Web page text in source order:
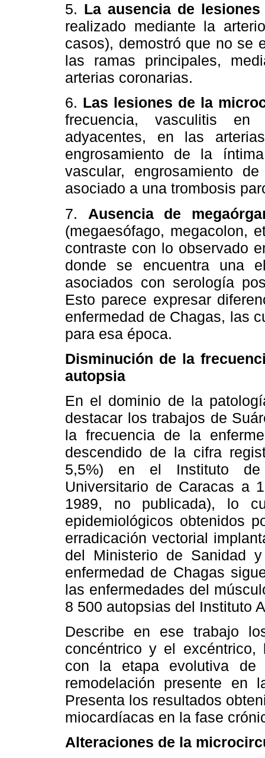
5. La ausencia de
realizado mediante la
casos), demostró que no se
las ramas principales,
arterias coronarias.
6. Las lesiones de la
frecuencia, vasculitis en
adyacentes, en las
engrosamiento de la
vascular, engrosamiento
asociado a una trombosis
7. Ausencia de
(megaesófago, megacolon,
contraste con lo observado
donde se encuentra una
asociados con serología
Esto parece expresar
enfermedad de Chagas, las
para esa época.
Disminución de la
autopsia
En el dominio de la
destacar los trabajos de
la frecuencia de la
descendido de la cifra
5,5%) en el Instituto de
Universitario de Caracas a
1989, no publicada), lo
epidemiológicos obtenidos
erradicación vectorial
del Ministerio de Sanidad
enfermedad de Chagas
las enfermedades del
8 500 autopsias del Instituto
Describe en ese trabajo
concéntrico y el
con la etapa evolutiva
remodelación presente en
Presenta los resultados
miocardíacas en la fase
Alteraciones de la